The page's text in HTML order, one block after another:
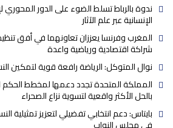
ندوة بالرباط تسلط الضوء على الدور المحوري
الإنسانية عبر علم الآثار
شراكة اقتصادية ورياضية واعدة
نوال المتوكل: الرياضة رافعة قوية لتمكين
المملكة المتحدة تجدد دعمها لمخطط
بالحل الأكثر واقعية لتسوية نزاع الصحراء
بايتاس: دعم انتخابي تفضيلي لتعزيز تمثيلية